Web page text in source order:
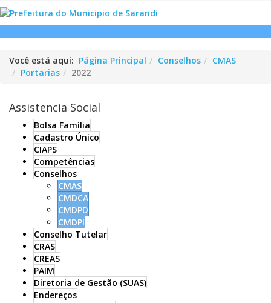
Você está aqui: Página Principal Conselhos
CMAS
Portarias
2022
Assistencia Social
Bolsa Família
Cadastro Único
CIAPS
Competências
Conselhos
CMAS
CMDCA
CMDPD
CMDPI
Conselho Tutelar
CRAS
CREAS
PAIM
Diretoria de Gestão (SUAS)
Endereços